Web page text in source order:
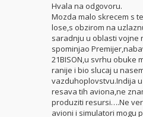
Hvala na odgovoru.
Mozda malo skrecem s
lose,s obzirom na
saradnju u oblasti vojne
spominjao
21BISON,u svrhu obuke
ranije i bio slucaj u
vazduhoplovstvu.Indija
resava tih aviona,ne
produziti resursi….Ne
avioni i simulatori mogu